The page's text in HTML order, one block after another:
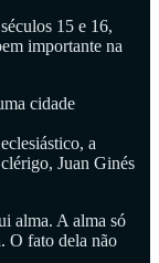
15 e 16,
importante na
cidade
a
Juan Ginés
alma. A alma só
O fato dela não